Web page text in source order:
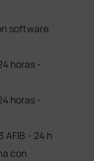
software
horas -
horas -
AFIB - 24 h
con